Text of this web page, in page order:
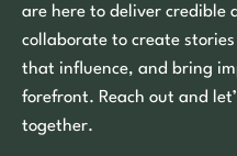
are here to deliver credible
collaborate to create
that influence, and bring
forefront. Reach out and
together.